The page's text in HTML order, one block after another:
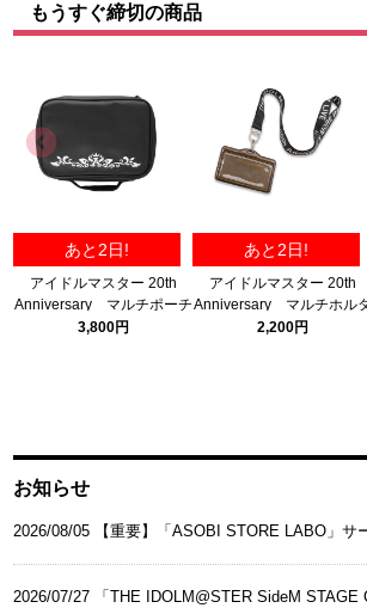
もうすぐ締切の商品
あと2日!
アイドルマスター 20th
Anniversary マルチポーチ
3,800円
あと2日!
アイドルマスター 20th
Anniversary マルチホル
ー
2,200円
お知らせ
2026/08/05 【重要】「ASOBI STORE LABO」サ
2026/07/27 「THE IDOLM@STER SideM STAGE